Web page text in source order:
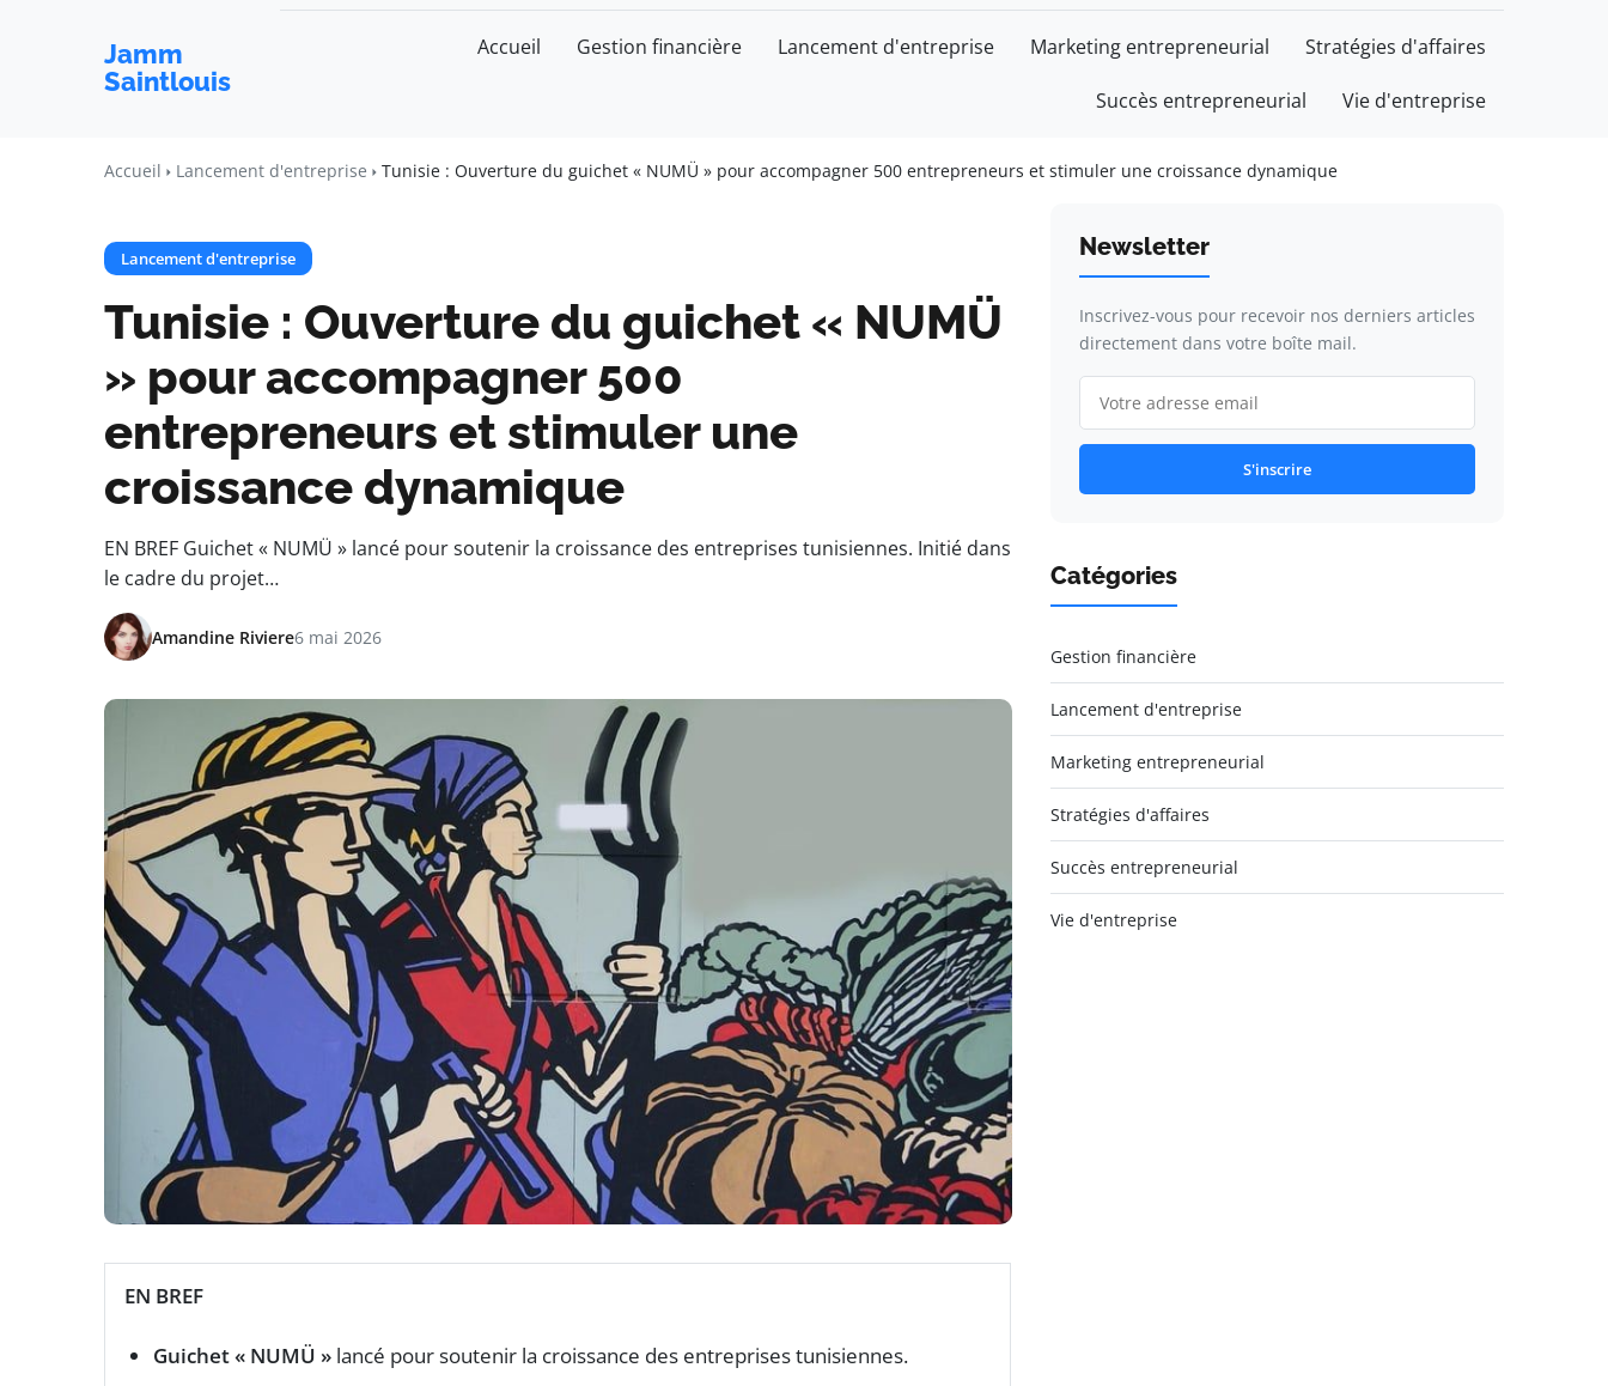
Jamm
Saintlouis
Accueil Gestion financière Lancement d'entreprise Marketing entrepreneurial Stratégies d'affaires
Succès entrepreneurial Vie d'entreprise
Accueil Lancement d'entreprise Tunisie : Ouverture du guichet « NUMÜ » pour accompagner 500 entrepreneurs et stimuler une croissance dynamique
Lancement d'entreprise
Tunisie : Ouverture du guichet « NUMÜ
» pour accompagner 500
entrepreneurs et stimuler une
croissance dynamique
EN BREF Guichet « NUMÜ » lancé pour soutenir la croissance des entreprises tunisiennes. Initié dans
le cadre du projet…
Amandine Riviere6 mai 2026
EN BREF
Guichet « NUMÜ » lancé pour soutenir la croissance des entreprises tunisiennes.
Newsletter
Inscrivez-vous pour recevoir nos derniers articles
directement dans votre boîte mail.
S'inscrire
Catégories
Gestion financière
Lancement d'entreprise
Marketing entrepreneurial
Stratégies d'affaires
Succès entrepreneurial
Vie d'entreprise